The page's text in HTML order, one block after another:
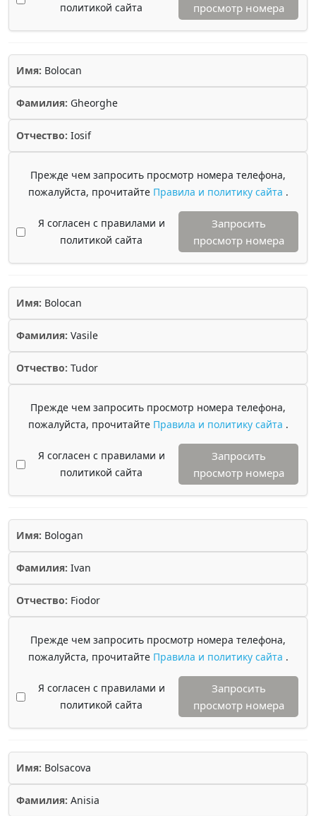
политикой сайта
просмотр номера
Имя: Bolocan
Фамилия: Gheorghe
Отчество: Iosif
Прежде чем запросить просмотр номера телефона,
пожалуйста, прочитайте Правила и политику сайта .
Я согласен с правилами и
политикой сайта
Запросить
просмотр номера
Имя: Bolocan
Фамилия: Vasile
Отчество: Tudor
Прежде чем запросить просмотр номера телефона,
пожалуйста, прочитайте Правила и политику сайта .
Я согласен с правилами и
политикой сайта
Запросить
просмотр номера
Имя: Bologan
Фамилия: Ivan
Отчество: Fiodor
Прежде чем запросить просмотр номера телефона,
пожалуйста, прочитайте Правила и политику сайта .
Я согласен с правилами и
политикой сайта
Запросить
просмотр номера
Имя: Bolsacova
Фамилия: Anisia